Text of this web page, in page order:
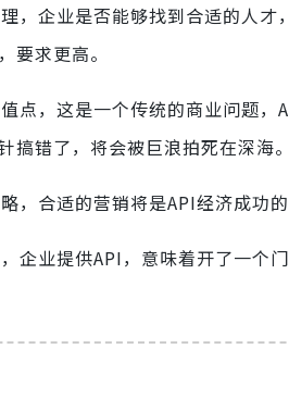
，企业是否能够找到合适的人
要求更高。
点，这是一个传统的商业问题
搞错了，将会被巨浪拍死在深海。
，合适的营销将是API经济成功的
企业提供API，意味着开了一个